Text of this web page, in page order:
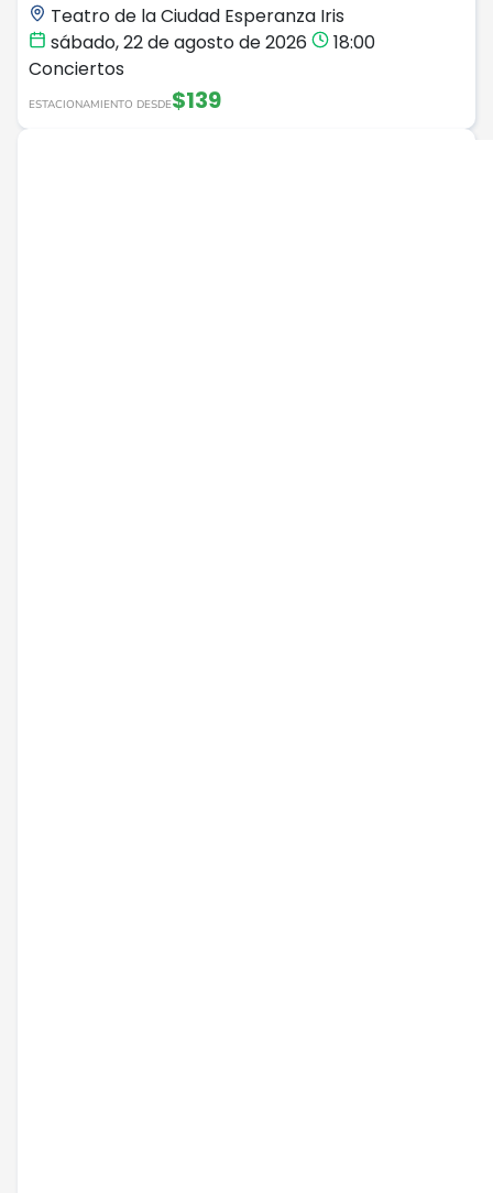
Teatro de la Ciudad Esperanza Iris
sábado, 22 de agosto de 2026
18:00
Conciertos
ESTACIONAMIENTO DESDE$139